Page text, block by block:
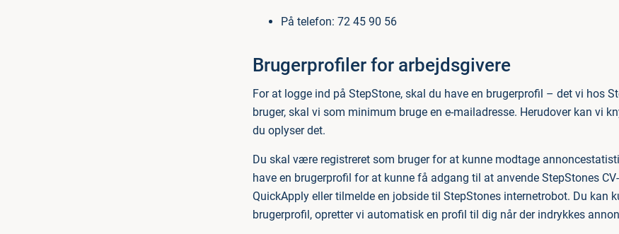
På telefon: 72 45 90 56
Brugerprofiler for arbejdsgivere
For at logge ind på StepStone, skal du have en brugerprofil – det vi hos
bruger, skal vi som minimum bruge en e-mailadresse. Herudover kan vi
du oplyser det.
Du skal være registreret som bruger for at kunne modtage
have en brugerprofil for at kunne få adgang til at anvende StepStones
QuickApply eller tilmelde en jobside til StepStones internetrobot. Du kan
brugerprofil, opretter vi automatisk en profil til dig når der indrykkes